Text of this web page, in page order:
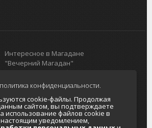
Интересное в Магадане
"Вечерний Магадан"
Городская доска объявлений
Реклама
Главный туристический портал
Колымы
Политика в отношении обработки
персональных данных
конфиденциальности.
cookie-файлы. Продолжая
сайтом, вы подтверждаете
использование файлов cookie в
настоящим уведомлением,